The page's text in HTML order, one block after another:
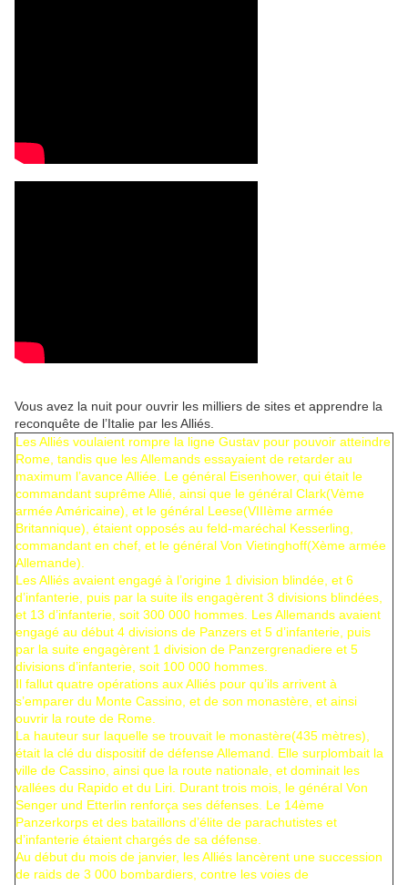
Vous avez la nuit pour ouvrir les milliers de sites et apprendre la
reconquête de l’Italie par les Alliés.
Les Alliés voulaient rompre la ligne Gustav pour pouvoir atteindre
Rome, tandis que les Allemands essayaient de retarder au
maximum l’avance Alliée. Le général Eisenhower, qui était le
commandant suprême Allié, ainsi que le général Clark(Vème
armée Américaine), et le général Leese(VIIIème armée
Britannique), étaient opposés au feld-maréchal Kesserling,
commandant en chef, et le général Von Vietinghoff(Xème armée
Allemande).
Les Alliés avaient engagé à l’origine 1 division blindée, et 6
d’infanterie, puis par la suite ils engagèrent 3 divisions blindées,
et 13 d’infanterie, soit 300 000 hommes. Les Allemands avaient
engagé au début 4 divisions de Panzers et 5 d’infanterie, puis
par la suite engagèrent 1 division de Panzergrenadiere et 5
divisions d’infanterie, soit 100 000 hommes.
Il fallut quatre opérations aux Alliés pour qu’ils arrivent à
s’emparer du Monte Cassino, et de son monastère, et ainsi
ouvrir la route de Rome.
La hauteur sur laquelle se trouvait le monastère(435 mètres),
était la clé du dispositif de défense Allemand. Elle surplombait la
ville de Cassino, ainsi que la route nationale, et dominait les
vallées du Rapido et du Liri. Durant trois mois, le général Von
Senger und Etterlin renforça ses défenses. Le 14ème
Panzerkorps et des bataillons d’élite de parachutistes et
d’infanterie étaient chargés de sa défense.
Au début du mois de janvier, les Alliés lancèrent une succession
de raids de 3 000 bombardiers, contre les voies de